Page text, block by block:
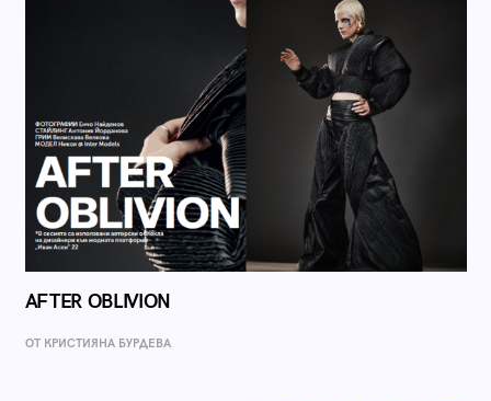
AFTER OBLIVION
ОТ КРИСТИЯНА БУРДЕВА